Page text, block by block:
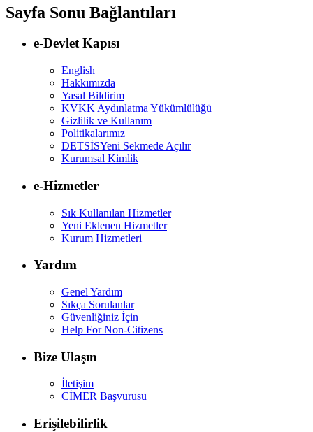
Sayfa Sonu Bağlantıları
e-Devlet Kapısı
English
Hakkımızda
Yasal Bildirim
KVKK Aydınlatma Yükümlülüğü
Gizlilik ve Kullanım
Politikalarımız
DETSİSYeni Sekmede Açılır
Kurumsal Kimlik
e-Hizmetler
Sık Kullanılan Hizmetler
Yeni Eklenen Hizmetler
Kurum Hizmetleri
Yardım
Genel Yardım
Sıkça Sorulanlar
Güvenliğiniz İçin
Help For Non-Citizens
Bize Ulaşın
İletişim
CİMER Başvurusu
Erişilebilirlik